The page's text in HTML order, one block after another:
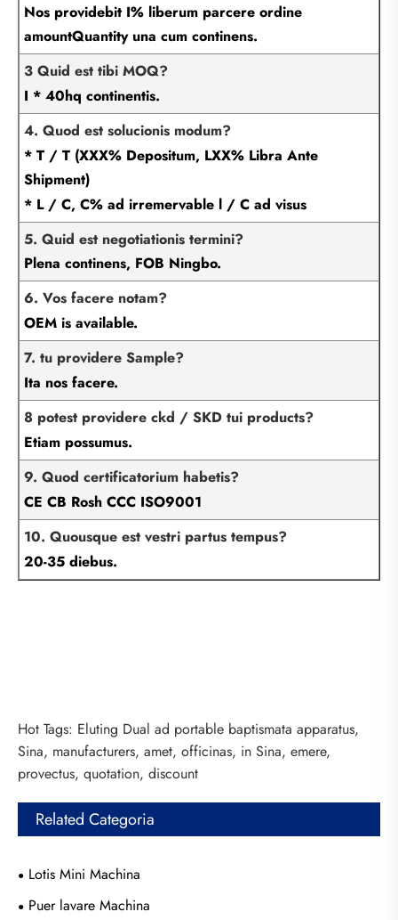
Nos providebit I% liberum parcere ordine
amountQuantity una cum continens.
3 Quid est tibi MOQ?
I * 40hq continentis.
4. Quod est solucionis modum?
* T / T (XXX% Depositum, LXX% Libra Ante
Shipment)
* L / C, C% ad irremervable l / C ad visus
5. Quid est negotiationis termini?
Plena continens, FOB Ningbo.
6. Vos facere notam?
OEM is available.
7. tu providere Sample?
Ita nos facere.
8 potest providere ckd / SKD tui products?
Etiam possumus.
9. Quod certificatorium habetis?
CE CB Rosh CCC ISO9001
10. Quousque est vestri partus tempus?
20-35 diebus.
Hot Tags: Eluting Dual ad portable baptismata apparatus,
Sina, manufacturers, amet, officinas, in Sina, emere,
provectus, quotation, discount
Related Categoria
Lotis Mini Machina
Puer lavare Machina